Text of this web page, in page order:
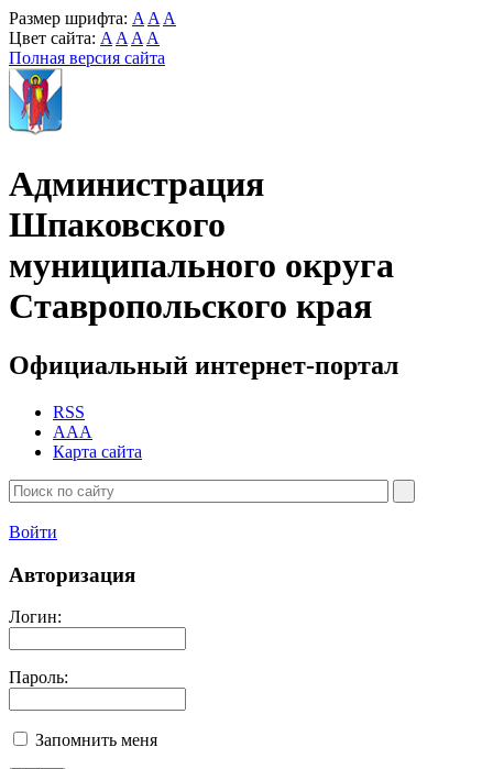
Размер шрифта: A A A
Цвет сайта: A A A A
Полная версия сайта
Администрация
Шпаковского
муниципального округа
Ставропольского края
Официальный интернет-портал
RSS
AAA
Карта сайта
Войти
Авторизация
Логин:
Пароль:
Запомнить меня